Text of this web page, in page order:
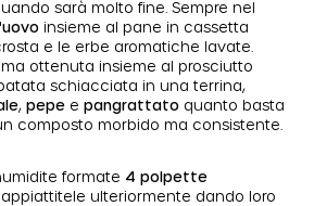
sarà molto fine. Sempre nel
uovo insieme al pane in cassetta
e le erbe aromatiche lavate.
ottenuta insieme al prosciutto
schiacciata in una terrina,
, pepe e pangrattato quanto basta
composto morbido ma consistente.
formate 4 polpette
ulteriormente dando loro